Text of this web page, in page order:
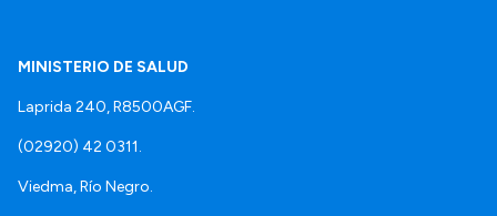
MINISTERIO DE SALUD
Laprida 240, R8500AGF.
(02920) 42 0311.
Viedma, Río Negro.